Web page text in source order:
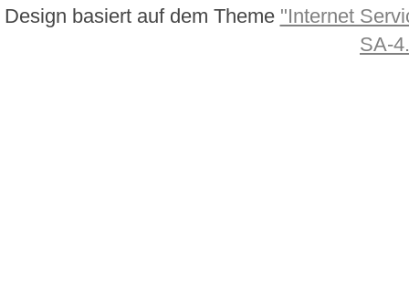
Design basiert auf dem Theme "Internet
SA-